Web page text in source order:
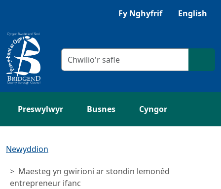
Gwrandewch gyda Browsealoud
Fy Nghyfrif English
Meini prawf chwilio
Preswylwyr Busnes Cyngor
Newyddion
Maesteg yn gwirioni ar stondin lemonêd
entrepreneur ifanc